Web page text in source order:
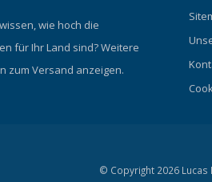
wie hoch die
für Ihr Land sind?Weitere
zum Versand anzeigen.
© Copyright 2026 Lucas